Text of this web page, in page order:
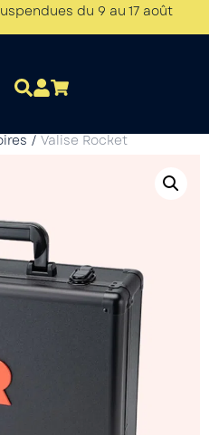
du 9 au 17 août
/ Valise Rocket